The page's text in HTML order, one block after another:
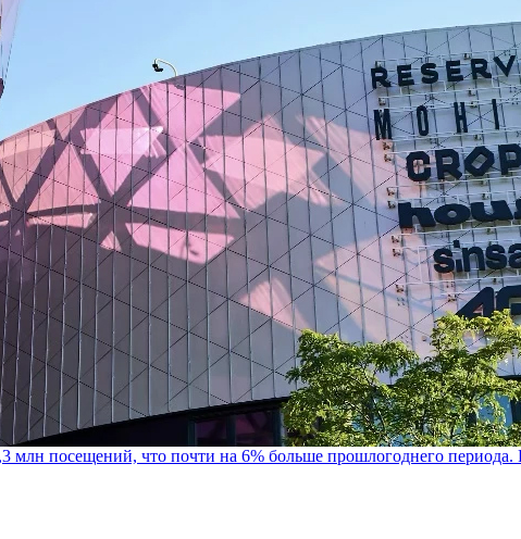
млн посещений, что почти на 6% больше прошлогоднего